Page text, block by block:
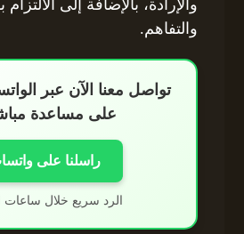
والإرادة، بالإضافة إلى
والتفاهم.
تواصل معنا الآن عبر
على مساعدة
راسلنا على
الرد سريع خلال ساعات